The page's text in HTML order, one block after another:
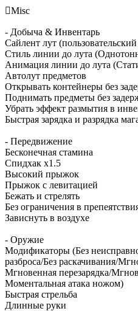
Misc
- Добыча & Инвентарь
Сайлент лут
Стиль линии до лута
Анимация линии до лута
Автолут предметов
Открывать контейнеры без
Поднимать предметы без
Убрать эффект размытия в
Быстрая зарядка и разрядка
- Передвижение
Бесконечная стамина
Спидхак x1.5
Высокий прыжок
Прыжок с левитацией
Бежать и стрелять
Без ограничения в
Зависнуть в воздухе
- Оружие
Модификаторы (Без
разброса/Без раскачивания/
Мгновенная перезарядка/
Моментальная атака ножом)
Быстрая стрельба
Длинные руки